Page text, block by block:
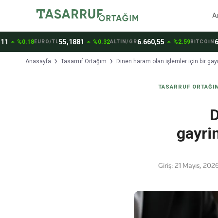
EURO/TL55,1881arrow_drop_up%0.32ALTIN/GR 6.660,55arrow_drop_up%2.59BİTCOİN
Anasayfa Tasarruf Ortağım Dinen haram olan işlemler için bir
TASARRUF
Giriş:21 Mayıs,